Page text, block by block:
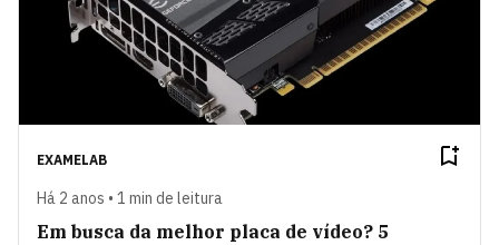
EXAMELAB
Há 2 anos • 1 min de leitura
Em busca da melhor placa de vídeo? 5